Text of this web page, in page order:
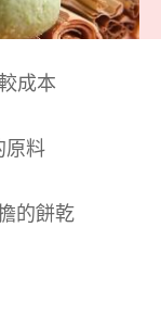
成本
原料
的餅乾